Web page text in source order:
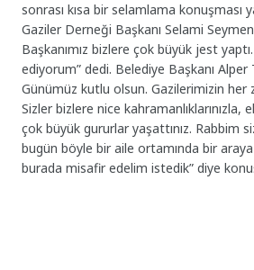
sonrası kısa bir selamlama konuşması
Gaziler Derneği Başkanı Selami
Başkanımız bizlere çok büyük jest
ediyorum” dedi. Belediye Başkanı Alper
Günümüz kutlu olsun. Gazilerimizin her
Sizler bizlere nice
çok büyük gururlar yaşattınız. Rabbim
bugün böyle bir aile ortamında bir
burada misafir edelim istedik” diye